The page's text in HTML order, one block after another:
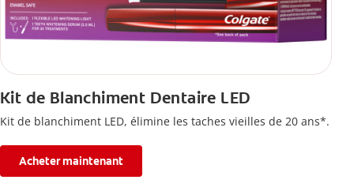
Kit de Blanchiment Dentaire LED
Kit de blanchiment LED, élimine les taches vieilles de 20 ans*.
Acheter maintenant